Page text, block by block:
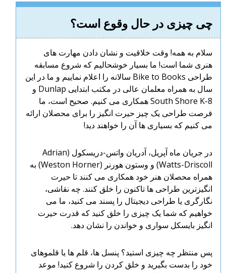
چی چیزی در حال وقوع است؟
سلام به همه! وقت خلاقیت و نشان دادن مهارت های
هنری شما است! ما بسیار خوشحالیم که شروع مسابقه
طراحی Bike to Books سالانه را اعلام نماییم و ما در این
سال به همراه معلمان عالی در مکتب ابتدایی Dunlap و
South Shore K-8 همکاری می کنیم. صحیح است، ما
فرصت طراحی یک چیز حیرت انگیز را برای محصلان ارائه
می کنیم که بسیاری ها آن را خواهند دید!
در جریان ماه آپریل، آدریان واتس-دریسکول (Adrian
Watts-Driscoll) و وستون هورنر (Weston Horner) به
همراه محصلان هنر خود همکاری می کنند تا حیرت
انگیزترین طراحی ها تاکنون را خلق کنند. چه نقاشی،
نگارگری یا طراحی دیجیتال را پسند می کنید، ما می
خواهیم که شما یک چیزی را خلق کنید که قدرت حیرت
انگیز بایسکل سواری و خواندن را نشان دهد.
پس منتظر چه چیزی استید؟ پنسل ها، قلم ها یا قلموهای
خود را بدست بگیرید و خلق کردن را شروع کنید! موعد